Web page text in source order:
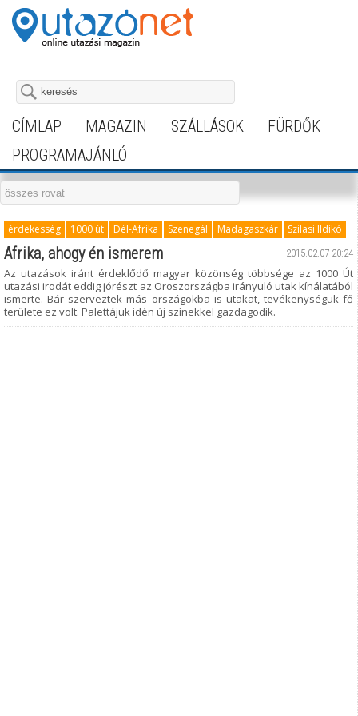
CÍMLAP MAGAZIN SZÁLLÁSOK
FÜRDŐK
PROGRAMAJÁNLÓ
érdekesség 1000 út Dél-Afrika Szenegál Madagaszkár Szilasi Ildikó
2015.02.07 20:24
Afrika, ahogy én ismerem
Az utazások iránt érdeklődő magyar közönség többsége az 1000 Út
utazási irodát eddig jórészt az Oroszországba irányuló utak kínálatából
ismerte. Bár szerveztek más országokba is utakat, tevékenységük fő
területe ez volt. Palettájuk idén új színekkel gazdagodik.